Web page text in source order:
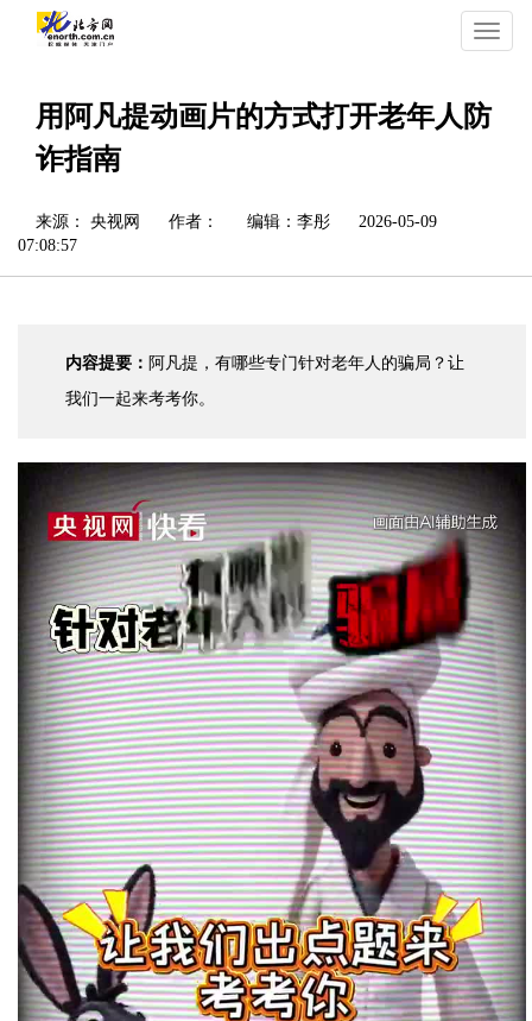
切
换
航
用阿凡提动画片的方式打开老年人防
诈指南
来源： 央视网 作者： 编辑：李彤
2026-05-09
07:08:57
内容提要： 阿凡提，有哪些专门针对老年人的骗局？让
我们一起来考考你。